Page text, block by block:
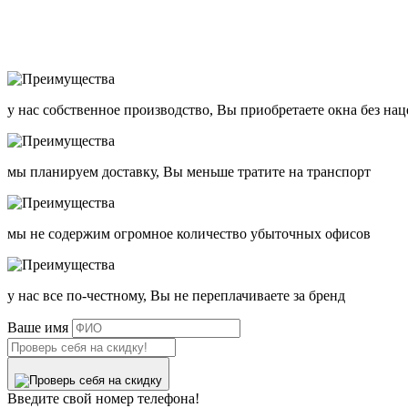
у нас собственное производство, Вы приобретаете окна без
мы планируем доставку, Вы меньше тратите на транспорт
мы не содержим огромное количество убыточных офисов
у нас все по-честному, Вы не переплачиваете за бренд
Ваше имя
Введите свой номер телефона!